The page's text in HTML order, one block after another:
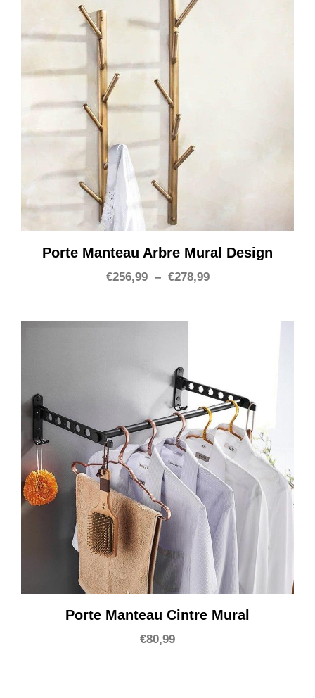
Porte Manteau Arbre Mural Design
€256,99 – €278,99Plage
Porte Manteau Cintre Mural
€80,99